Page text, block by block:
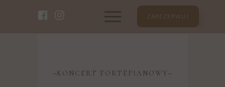
KONCERT FORTEPIANOWY
ZAREZERWUJ